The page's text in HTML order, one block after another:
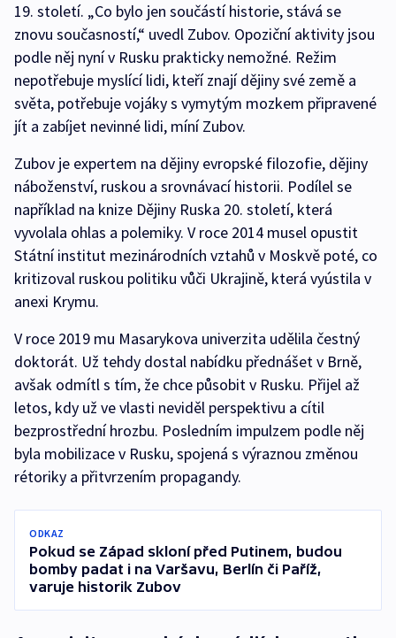
19. století. „Co bylo jen součástí historie, stává se
znovu současností,“ uvedl Zubov. Opoziční aktivity jsou
podle něj nyní v Rusku prakticky nemožné. Režim
nepotřebuje myslící lidi, kteří znají dějiny své země a
světa, potřebuje vojáky s vymytým mozkem připravené
jít a zabíjet nevinné lidi, míní Zubov.
Zubov je expertem na dějiny evropské filozofie, dějiny
náboženství, ruskou a srovnávací historii. Podílel se
například na knize Dějiny Ruska 20. století, která
vyvolala ohlas a polemiky. V roce 2014 musel opustit
Státní institut mezinárodních vztahů v Moskvě poté, co
kritizoval ruskou politiku vůči Ukrajině, která vyústila v
anexi Krymu.
V roce 2019 mu Masarykova univerzita udělila čestný
doktorát. Už tehdy dostal nabídku přednášet v Brně,
avšak odmítl s tím, že chce působit v Rusku. Přijel až
letos, kdy už ve vlasti neviděl perspektivu a cítil
bezprostřední hrozbu. Posledním impulzem podle něj
byla mobilizace v Rusku, spojená s výraznou změnou
rétoriky a přitvrzením propagandy.
ODKAZ
Pokud se Západ skloní před Putinem, budou
bomby padat i na Varšavu, Berlín či Paříž,
varuje historik Zubov